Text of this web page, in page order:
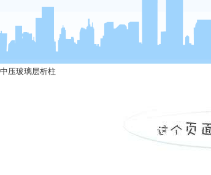
中压玻璃层析柱